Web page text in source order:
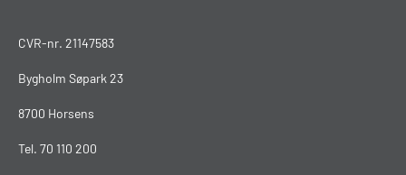
CVR-nr. 21147583
Bygholm Søpark 23
8700 Horsens
Tel. 70 110 200